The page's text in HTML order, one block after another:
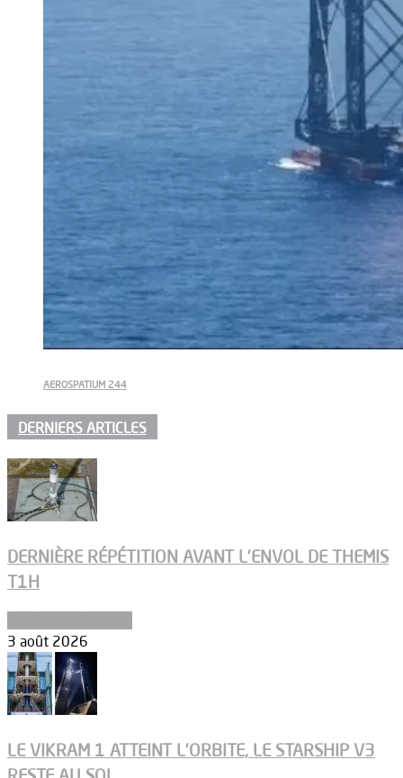
AEROSPATIUM 244
DERNIERS ARTICLES
DERNIÈRE RÉPÉTITION AVANT L’ENVOL DE THEMIS
T1H
3 août 2026
LE VIKRAM 1 ATTEINT L’ORBITE, LE STARSHIP V3